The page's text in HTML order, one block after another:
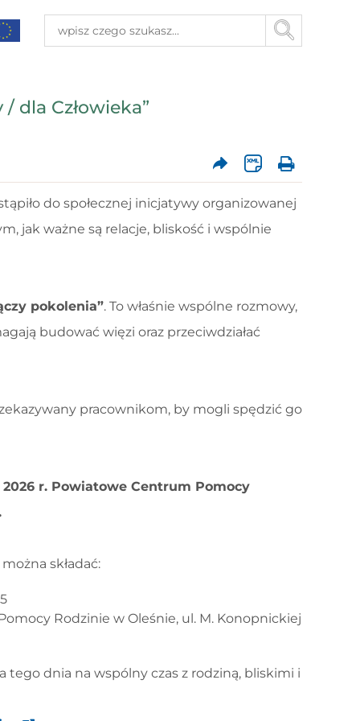
dla Człowieka”
do społecznej inicjatywy organizowanej
jak ważne są relacje, bliskość i wspólnie
pokolenia”. To właśnie wspólne rozmowy,
budować więzi oraz przeciwdziałać
pracownikom, by mogli spędzić go
2026 r. Powiatowe Centrum Pomocy
składać:
Rodzinie w Oleśnie, ul. M. Konopnickiej
dnia na wspólny czas z rodziną, bliskimi i